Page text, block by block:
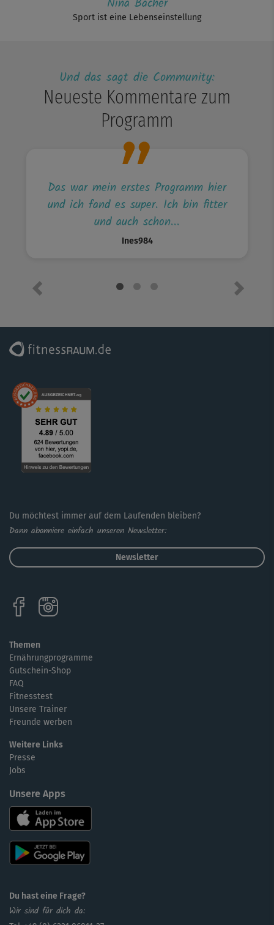
Nina Bacher
Sport ist eine Lebenseinstellung
Und das sagt die Community:
Neueste Kommentare zum
Programm
Das war mein erstes Programm hier
und ich fand es super. Ich bin fitter
und auch schon...
Ines984
Vorheriges Element
Du möchtest immer auf dem Laufenden bleiben?
Dann abonniere einfach unseren Newsletter:
Newsletter
Themen
Ernährungprogramme
Gutschein-Shop
FAQ
Fitnesstest
Unsere Trainer
Freunde werben
Weitere Links
Presse
Jobs
Unsere Apps
Du hast eine Frage?
Wir sind für dich da: